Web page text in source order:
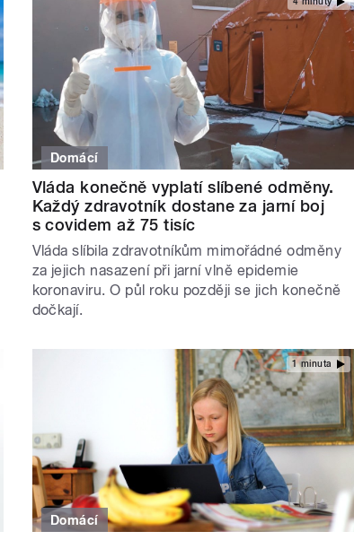
Domácí
Vláda konečně vyplatí slíbené odměny.
Každý zdravotník dostane za jarní boj
s covidem až 75 tisíc
Vláda slíbila zdravotníkům mimořádné odměny
za jejich nasazení při jarní vlně epidemie
koronaviru. O půl roku později se jich konečně
dočkají.
1 minuta
Domácí